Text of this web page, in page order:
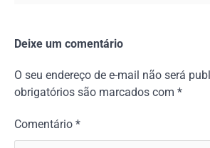
Deixe um comentário
O seu endereço de e-mail não será
obrigatórios são marcados com *
Comentário *